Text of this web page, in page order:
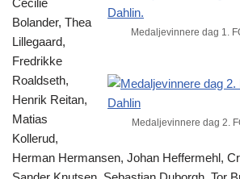
Medaljevinnere dag 1.
Medaljevinnere dag 2.
Cecilie
Bolander, Thea
Lillegaard,
Fredrikke
Roaldseth,
Henrik Reitan,
Matias
Kollerud,
Herman Hermansen, Johan Heffermehl,